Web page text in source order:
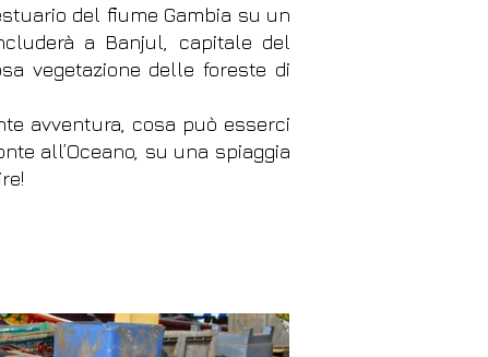
del fiume Gambia su un
a Banjul, capitale del
vegetazione delle foreste di
avventura, cosa può esserci
all’Oceano, su una spiaggia